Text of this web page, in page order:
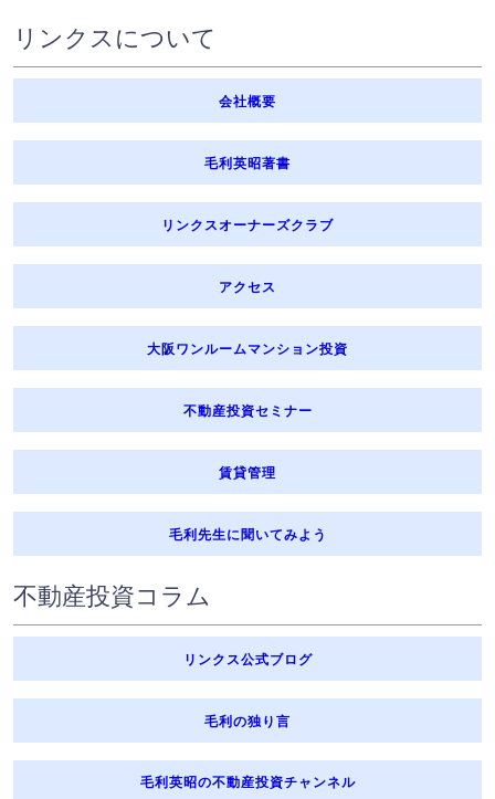
リンクスについて
会社概要
毛利英昭著書
リンクスオーナーズクラブ
アクセス
大阪ワンルームマンション投資
不動産投資セミナー
賃貸管理
毛利先生に聞いてみよう
不動産投資コラム
リンクス公式ブログ
毛利の独り言
毛利英昭の不動産投資チャンネル